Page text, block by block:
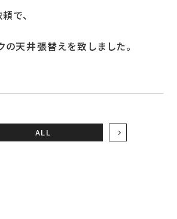
リシー
382-1913
/ 不定休（完全予約制）
で、
の天井張替えを致しました。
ALL